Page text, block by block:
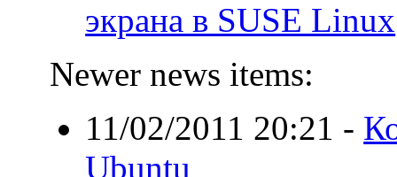
экрана в SUSE Linux
Newer news items:
11/02/2011 20:21 -
Ubuntu